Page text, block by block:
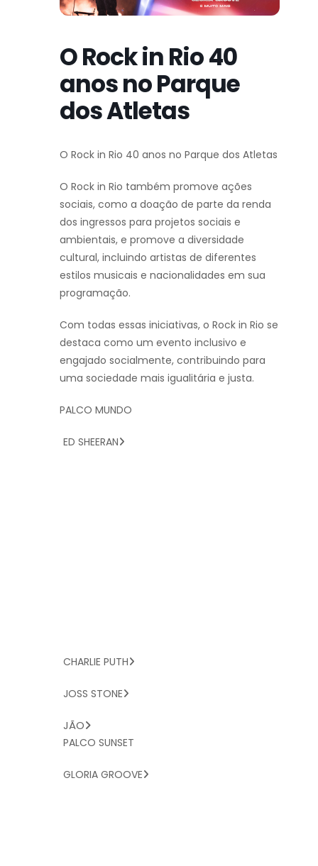
O Rock in Rio 40
anos no Parque
dos Atletas
O Rock in Rio 40 anos no Parque dos Atletas
O Rock in Rio também promove ações
sociais, como a doação de parte da renda
dos ingressos para projetos sociais e
ambientais, e promove a diversidade
cultural, incluindo artistas de diferentes
estilos musicais e nacionalidades em sua
programação.
Com todas essas iniciativas, o Rock in Rio se
destaca como um evento inclusivo e
engajado socialmente, contribuindo para
uma sociedade mais igualitária e justa.
PALCO MUNDO
ED SHEERAN
CHARLIE PUTH
JOSS STONE
JÃO
PALCO SUNSET
GLORIA GROOVE